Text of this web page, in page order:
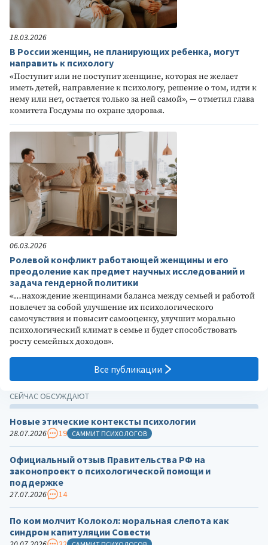
18.03.2026
В России женщин, не планирующих ребенка, могут
направить к психологу
«Поступит или не поступит женщине, которая не желает
иметь детей, направление к психологу, решение о том, идти к
нему или нет, остается только за ней самой», — отметил глава
комитета Госдумы по охране здоровья.
06.03.2026
Ролевой конфликт работающей женщины и его
преодоление как предмет научных исследований и
задача гендерной политики
«…нахождение женщинами баланса между семьей и работой
повлечет за собой улучшение их психологического
самочувствия и повысит самооценку, улучшит морально
психологический климат в семье и будет способствовать
росту семейных доходов».
Все публикации
СЕЙЧАС ОБСУЖДАЮТ
Новые этические контексты психологии
28.07.2026 19 САММИТ ПСИХОЛОГОВ
Официальный отзыв Правительства РФ на
законопроект о психологической помощи и
поддержке
27.07.2026 14
По ком молчит Колокол: моральная слепота как
синдром капитуляции Совести